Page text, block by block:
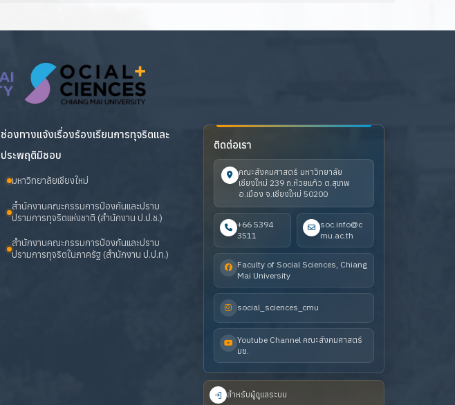
ช่องทางแจ้งเรื่องร้องเรียนการทุจริตและ
ประพฤติมิชอบ
มหาวิทยาลัยเชียงใหม่
สำนักงานคณะกรรมการป้องกันและปราบ
ปรามการทุจริตแห่งชาติ (สำนักงาน ป.ป.ช.)
สำนักงานคณะกรรมการป้องกันและปราบ
ปรามการทุจริตในภาครัฐ (สำนักงาน ป.ป.ท.)
ติดต่อเรา
คณะสังคมศาสตร์ มหาวิทยาลัย
เชียงใหม่ 239 ถ.ห้วยแก้ว ต.สุเทพ
อ.เมือง จ.เชียงใหม่ 50200
+66 5394
3511
soc.info@c
mu.ac.th
Faculty of Social Sciences, Chiang
Mai University
social_sciences_cmu
Youtube Channel คณะสังคมศาสตร์
มช.
สำหรับผู้ดูแลระบบ